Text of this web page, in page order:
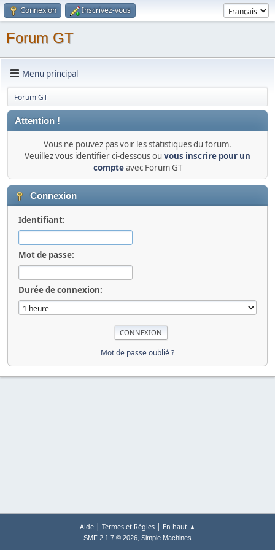
Connexion Inscrivez-vous
Forum GT
Menu principal
Forum GT
Attention !
Vous ne pouvez pas voir les statistiques du forum.
Veuillez vous identifier ci-dessous ou vous inscrire pour un
compteavec Forum GT
Connexion
Identifiant:
Mot de passe:
Durée de connexion:
Mot de passe oublié ?
Aide| Termes et Règles| En haut ▲
SMF 2.1.7 © 2026, Simple Machines